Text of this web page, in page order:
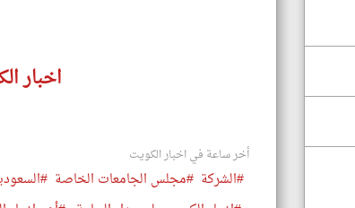
اخبار
أخر ساعة في اخبار الكويت
#الشركة #مجلس الجامعات الخاصة